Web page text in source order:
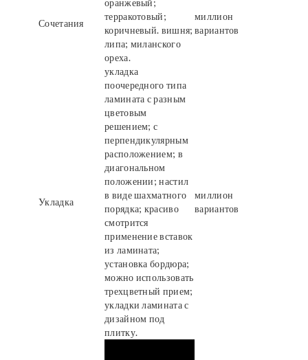
Сочетания
оранжевый;
терракотовый;
коричневый. вишня;
липа; миланского
ореха.
миллион
вариантов
Укладка
укладка
поочередного типа
ламината с разным
цветовым
решением; с
перпендикулярным
расположением; в
диагональном
положении; настил
в виде шахматного
порядка; красиво
смотрится
применение вставок
из ламината;
установка бордюра;
можно использовать
трехцветный прием;
укладки ламината с
дизайном под
плитку.
миллион
вариантов